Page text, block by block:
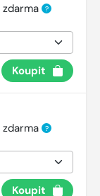
?
Koupit
?
Koupit